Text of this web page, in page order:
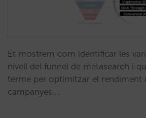
Et mostrem com identificar les
nivell del funnel de metasearch i
terme per optimitzar el rendiment
campanyes.…